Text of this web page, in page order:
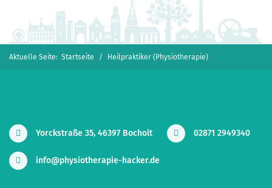
Aktuelle Seite: Startseite Heilpraktiker (Physiotherapie)
Yorckstraße 35, 46397 Bocholt 02871 2949340
info@physiotherapie-hacker.de